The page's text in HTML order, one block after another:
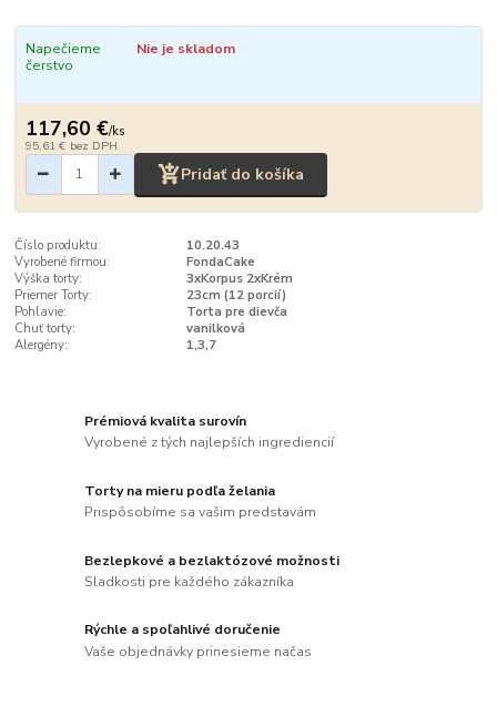
Napečieme
čerstvo
Nie je skladom
117,60 €/ks
95,61 € bez DPH
Pridať do košíka
Číslo produktu:
10.20.43
Vyrobené firmou:
FondaCake
Výška torty:
3xKorpus 2xKrém
Priemer Torty:
23cm (12 porcií)
Pohlavie:
Torta pre dievča
Chuť torty:
vanilková
Alergény:
1,3,7
Prémiová kvalita surovín
Vyrobené z tých najlepších ingrediencií
Torty na mieru podľa želania
Prispôsobíme sa vašim predstavám
Bezlepkové a bezlaktózové možnosti
Sladkosti pre každého zákazníka
Rýchle a spoľahlivé doručenie
Vaše objednávky prinesieme načas